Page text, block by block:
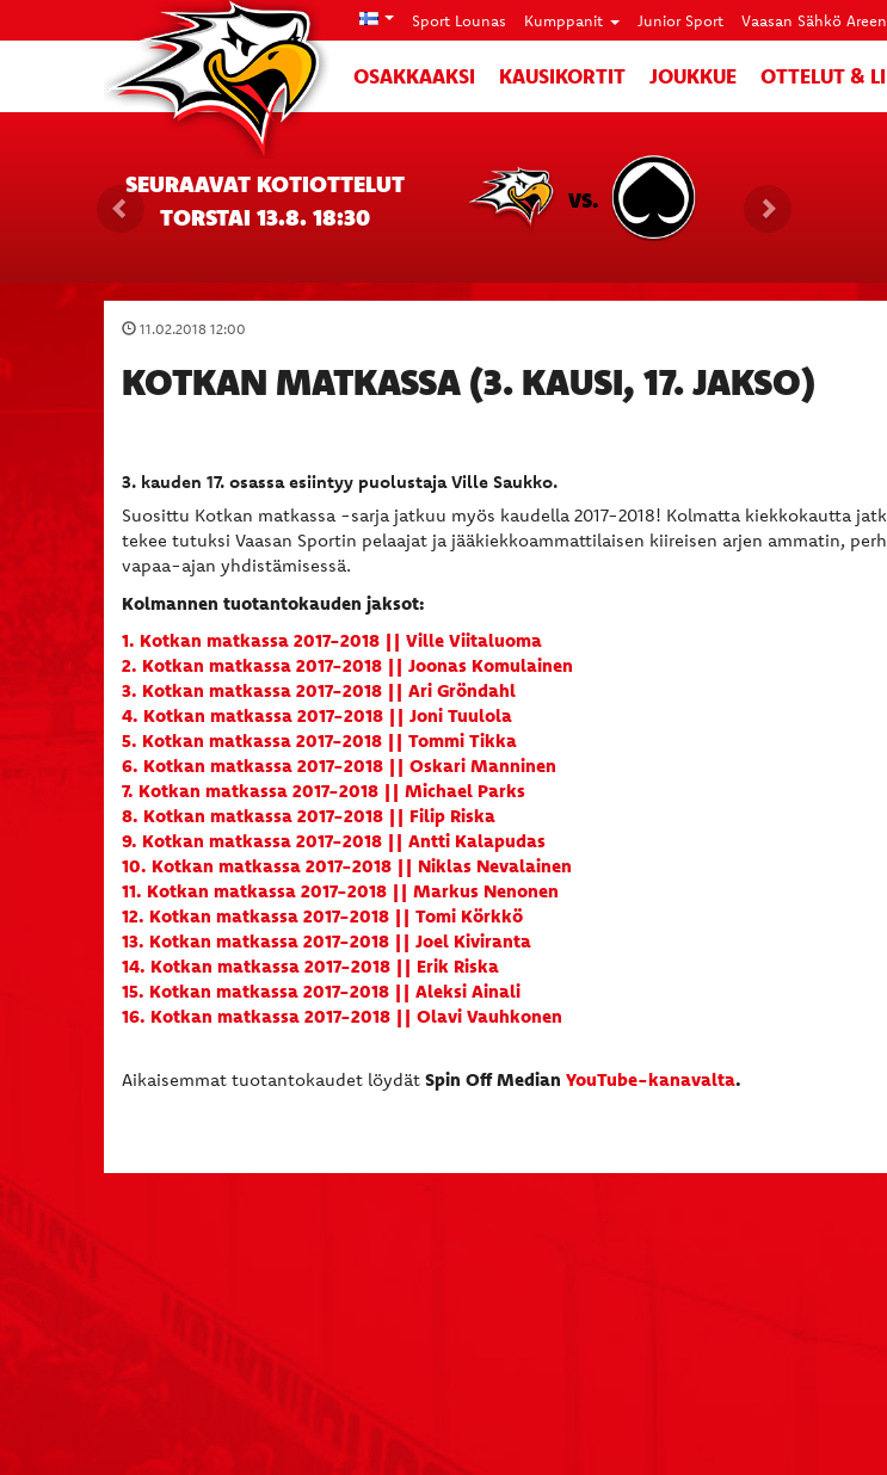
Sport Lounas Kumppanit Junior Sport Vaasan Sähkö
OSAKKAAKSI KAUSIKORTIT JOUKKUE OTTELUT &
SEURAAVAT KOTIOTTELUT
TORSTAI 13.8. 18:30
VS.
11.02.2018 12:00
KOTKAN MATKASSA (3. KAUSI, 17. JAKSO)
3. kauden 17. osassa esiintyy puolustaja Ville Saukko.
Suosittu Kotkan matkassa -sarja jatkuu myös kaudella 2017-2018! Kolmatta kiekkokautta
tekee tutuksi Vaasan Sportin pelaajat ja jääkiekkoammattilaisen kiireisen arjen ammatin,
vapaa-ajan yhdistämisessä.
Kolmannen tuotantokauden jaksot:
1. Kotkan matkassa 2017-2018 || Ville Viitaluoma
2. Kotkan matkassa 2017-2018 || Joonas Komulainen
3. Kotkan matkassa 2017-2018 || Ari Gröndahl
4. Kotkan matkassa 2017-2018 || Joni Tuulola
5. Kotkan matkassa 2017-2018 || Tommi Tikka
6. Kotkan matkassa 2017-2018 || Oskari Manninen
7. Kotkan matkassa 2017-2018 || Michael Parks
8. Kotkan matkassa 2017-2018 || Filip Riska
9. Kotkan matkassa 2017-2018 || Antti Kalapudas
10. Kotkan matkassa 2017-2018 || Niklas Nevalainen
11. Kotkan matkassa 2017-2018 || Markus Nenonen
12. Kotkan matkassa 2017-2018 || Tomi Körkkö
13. Kotkan matkassa 2017-2018 || Joel Kiviranta
14. Kotkan matkassa 2017-2018 || Erik Riska
15. Kotkan matkassa 2017-2018 || Aleksi Ainali
16. Kotkan matkassa 2017-2018 || Olavi Vauhkonen
Aikaisemmat tuotantokaudet löydät Spin Off Median YouTube-kanavalta.